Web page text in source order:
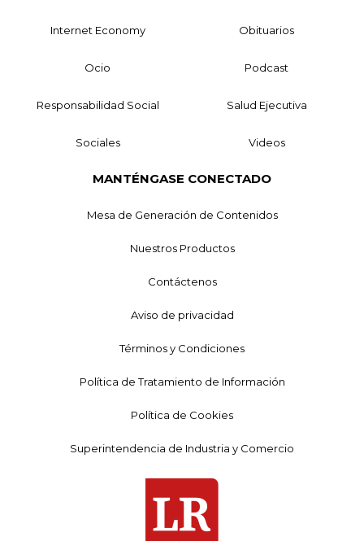
Internet Economy Obituarios
Ocio Podcast
Responsabilidad Social Salud Ejecutiva
Sociales Videos
MANTÉNGASE CONECTADO
Mesa de Generación de Contenidos
Nuestros Productos
Contáctenos
Aviso de privacidad
Términos y Condiciones
Política de Tratamiento de Información
Política de Cookies
Superintendencia de Industria y Comercio